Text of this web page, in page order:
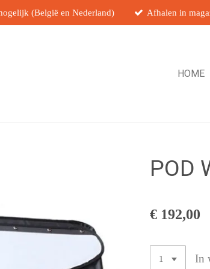
(België en Nederland) Afhalen in
HOME
POD
€ 192,00
In